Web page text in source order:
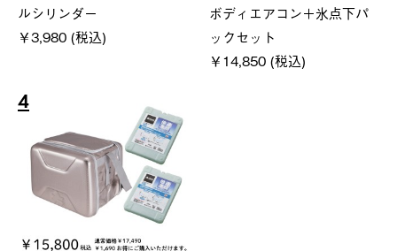
ルシリンダー
￥3,980 (税込)
ボディエアコン＋氷点下パ
ックセット
￥14,850 (税込)
4